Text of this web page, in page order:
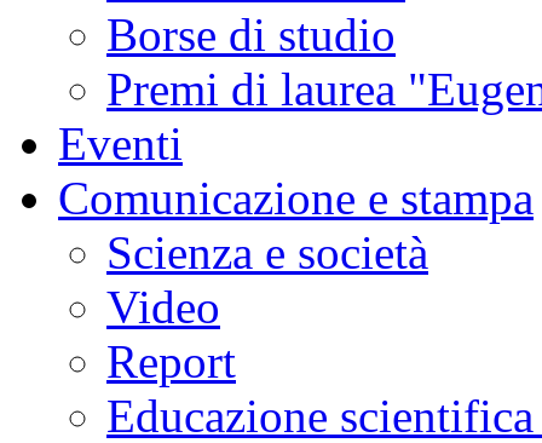
Borse di studio
Premi di laurea
Eventi
Comunicazione e stampa
Scienza e società
Video
Report
Educazione